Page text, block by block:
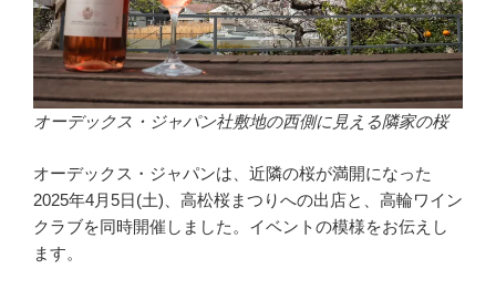
オーデックス・ジャパン社敷地の西側に見える隣家の桜
オーデックス・ジャパンは、近隣の桜が満開になった
2025年4月5日(土)、高松桜まつりへの出店と、高輪ワイン
クラブを同時開催しました。イベントの模様をお伝えし
ます。